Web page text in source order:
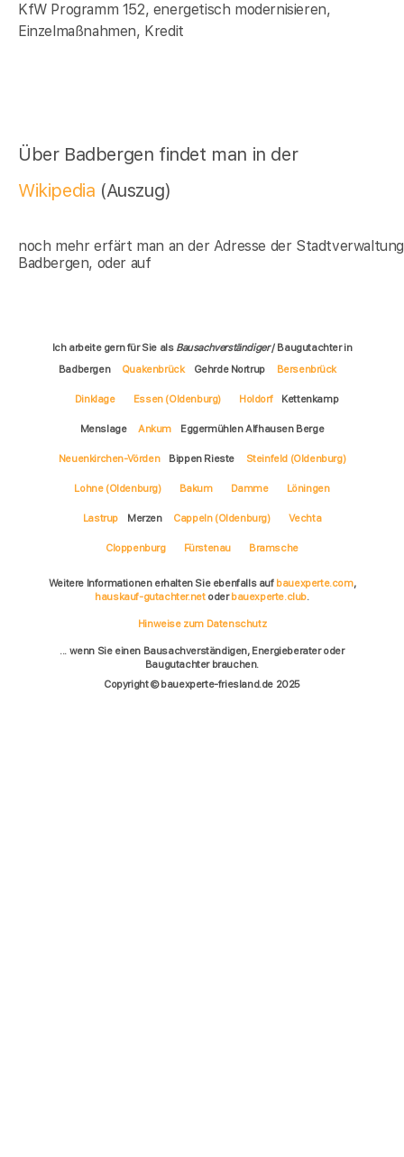
KfW Programm 152, energetisch modernisieren,
Einzelmaßnahmen, Kredit
Über Badbergen findet man in der
Wikipedia (Auszug)
noch mehr erfärt man an der Adresse der
Badbergen, oder auf
Ich arbeite gern für Sie als Bausachverständiger/ Baugutachter in
Badbergen
Quakenbrück Gehrde Nortrup Bersenbrück
Dinklage Essen (Oldenburg) Holdorf Kettenkamp
Menslage Ankum Eggermühlen Alfhausen Berge
Neuenkirchen-Vörden Bippen Rieste Steinfeld (Oldenburg)
Lohne (Oldenburg) Bakum Damme Löningen
Lastrup Merzen Cappeln (Oldenburg) Vechta
Cloppenburg Fürstenau Bramsche
Weitere Informationen erhalten Sie ebenfalls auf bauexperte.com,
hauskauf-gutachter.netoderbauexperte.club.
Hinweise zum Datenschutz
... wenn Sie einen Bausachverständigen, Energieberater oder
Baugutachter brauchen.
Copyright © bauexperte-friesland.de 2025